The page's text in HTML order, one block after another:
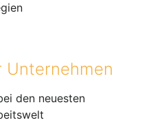
Unternehmen
den neuesten